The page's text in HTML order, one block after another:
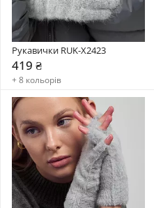
Рукавички RUK-X2423
419 ₴
+ 8 кольорів